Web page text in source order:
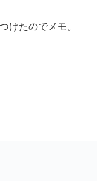
けたのでメモ。